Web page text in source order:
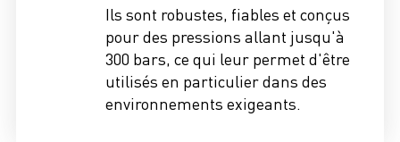
Ils sont robustes, fiables et conçus
pour des pressions allant jusqu'à
300 bars, ce qui leur permet d'être
utilisés en particulier dans des
environnements exigeants.